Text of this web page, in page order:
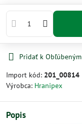
Pridať k Obľúbeným
Import kód: 201_00814
Výrobca: Hranipex
Popis